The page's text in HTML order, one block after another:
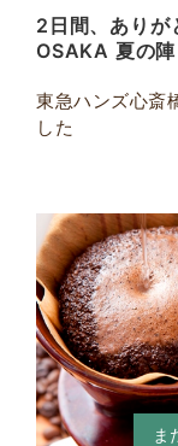
2日間、あり
OSAKA 夏の
東急ハンズ心斎
した
ま